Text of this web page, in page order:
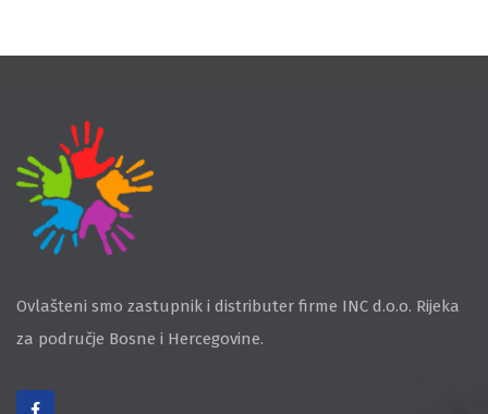
Ovlašteni smo zastupnik i distributer firme INC d.o.o. Rijeka
za područje Bosne i Hercegovine.